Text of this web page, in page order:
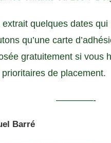
quelques dates
qu’une carte
gratuitement si vous
de placement.
————-
Barré